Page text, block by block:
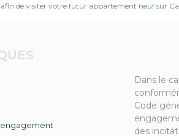
de visiter votre futur appartement neuf sur
engagement
Dans le
Code
des